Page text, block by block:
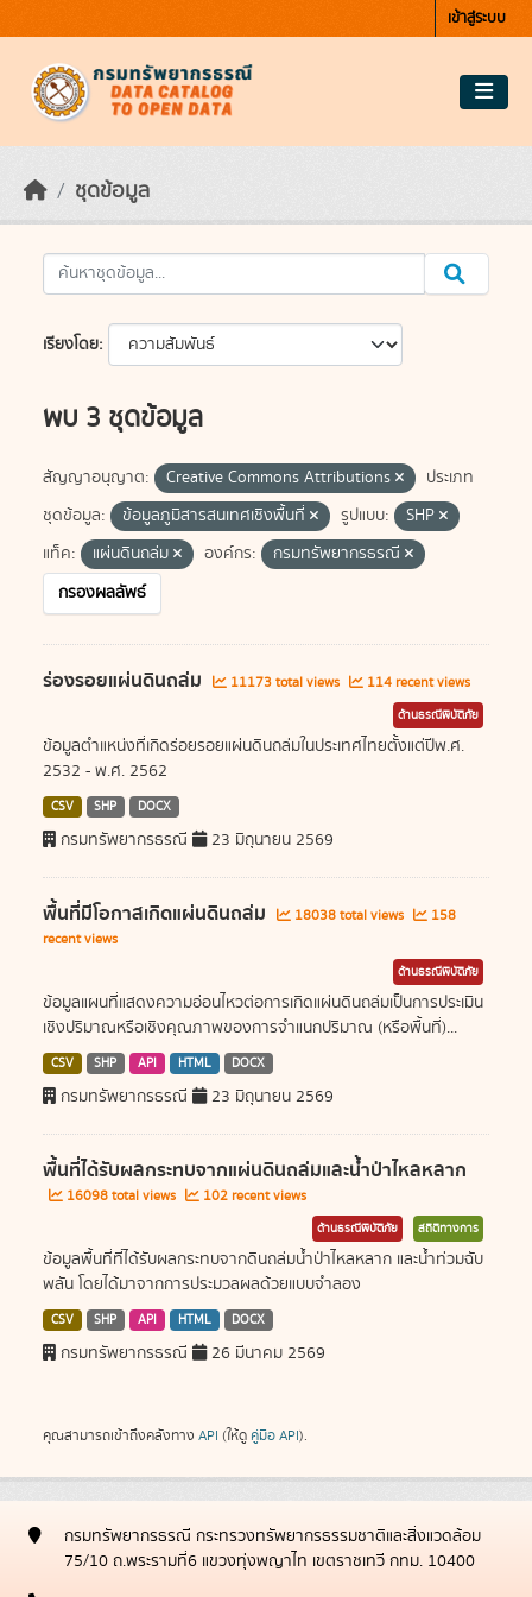
เข้าสู่ระบบ
ชุดข้อมูล
เรียงโดย
พบ 3 ชุดข้อมูล
สัญญาอนุญาต: Creative Commons Attributions
ประเภท
ชุดข้อมูล:
ข้อมูลภูมิสารสนเทศเชิงพื้นที่ รูปแบบ:
SHP
แท็ค:
แผ่นดินถล่ม องค์กร:
กรมทรัพยากรธรณี
กรองผลลัพธ์
ร่องรอยแผ่นดินถล่ม 11173 total views 114 recent views
ด้านธรณีพิบัติภัย
ข้อมูลตำแหน่งที่เกิดร่อยรอยแผ่นดินถล่มในประเทศไทยตั้งแต่ปีพ.ศ.
2532 - พ.ศ. 2562
CSV SHP DOCX
กรมทรัพยากรธรณี 23 มิถุนายน 2569
พื้นที่มีโอกาสเกิดแผ่นดินถล่ม 18038 total views
158
recent views
ด้านธรณีพิบัติภัย
ข้อมูลแผนที่แสดงความอ่อนไหวต่อการเกิดแผ่นดินถล่มเป็นการประเมิน
เชิงปริมาณหรือเชิงคุณภาพของการจำแนกปริมาณ (หรือพื้นที่)...
CSV SHP API HTML DOCX
กรมทรัพยากรธรณี 23 มิถุนายน 2569
พื้นที่ได้รับผลกระทบจากแผ่นดินถล่มและน้ำป่าไหลหลาก
16098 total views 102 recent views
ด้านธรณีพิบัติภัย สถิติทางการ
ข้อมูลพื้นที่ที่ได้รับผลกระทบจากดินถล่มน้ำป่าไหลหลาก และน้ำท่วมฉับ
พลัน โดยได้มาจากการประมวลผลด้วยแบบจำลอง
CSV SHP API HTML DOCX
กรมทรัพยากรธรณี 26 มีนาคม 2569
คุณสามารถเข้าถึงคลังทาง API (ให้ดู คู่มือ API).
กรมทรัพยากรธรณี กระทรวงทรัพยากรธรรมชาติและสิ่งแวดล้อม
75/10 ถ.พระรามที่6 แขวงทุ่งพญาไท เขตราชเทวี กทม. 10400